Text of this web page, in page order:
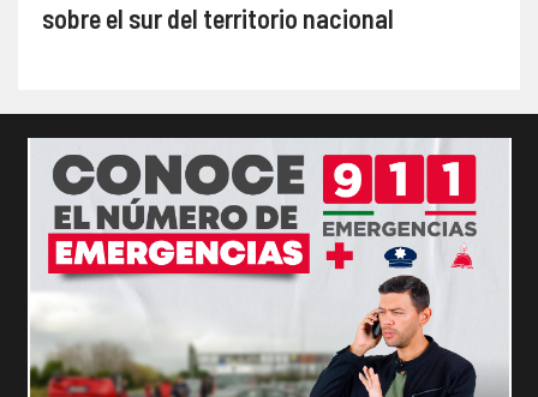
sobre el sur del territorio nacional